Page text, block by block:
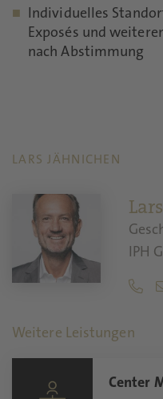
Individuelles
Exposés und
nach Abstimmung
LARS JÄHNICHEN
IPH
Weitere Leistungen
Center